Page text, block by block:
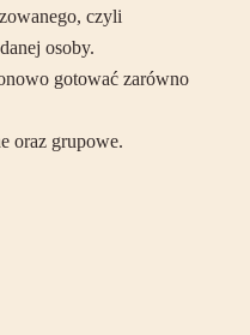
czyli
osoby.
gotować zarówno
oraz grupowe.